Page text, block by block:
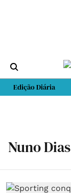
Edição Diária
Nuno Dias